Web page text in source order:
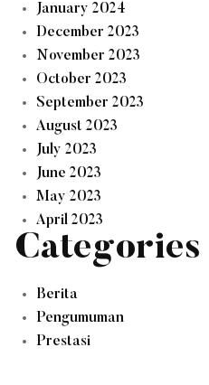
January 2024
December 2023
November 2023
October 2023
September 2023
August 2023
July 2023
June 2023
May 2023
April 2023
Categories
Berita
Pengumuman
Prestasi